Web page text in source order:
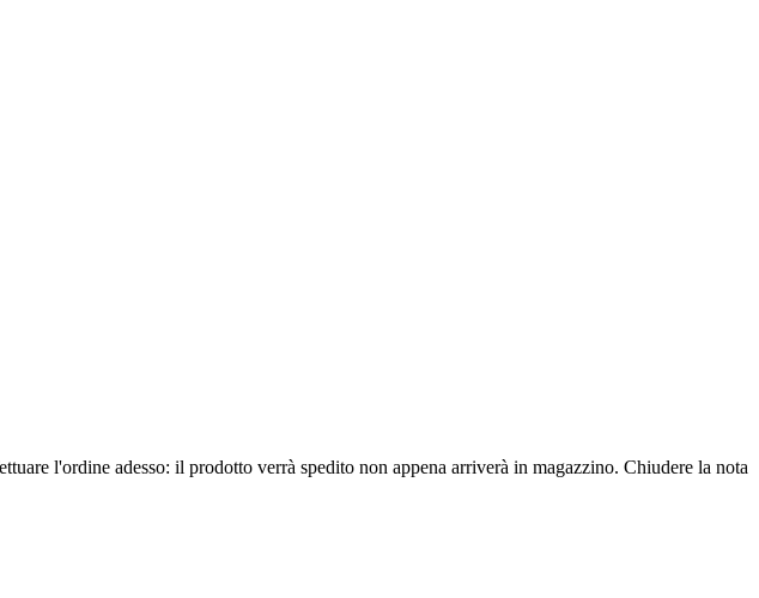
l'ordine adesso: il prodotto verrà spedito non appena arriverà in magazzino. Chiudere la nota